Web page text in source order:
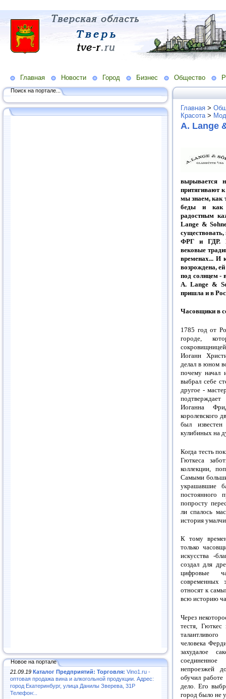
Главная Новости Город Бизнес Общество
Поиск на портале...
Новое на портале
21.09.19 Каталог Предприятий: Торговля: Vino1.ru -
оптовая продажа вина и алкогольной продукции. Адрес:
город Екатеринбург, улица Данилы Зверева, 31Р
Телефон:..
Главная >
Красота >
A. Lange
вырывается
притягивают
мы знаем, как
беды и как
радостным
Lange &
существовать,
ФРГ и ГДР.
вековые
временах... И
возрождена,
под солнцем -
А. Lange &
пришла и в
Часовщики в
1785 год от
городе,
Иоганн
делал в юном
почему начал
выбрал себе
другое -
Иоганна
королевского
был
кулибиных на
Когда тесть
Гюткеса
коллекции,
Самыми
украшавшие
постоянного
попросту
ли спалось
история
К тому
только
искусства -
создал для
цифровые
современных
относят к
всю историю
Через
тестя,
человека
захудалое
непроезжей
обучил работе
дело. Его
город было не